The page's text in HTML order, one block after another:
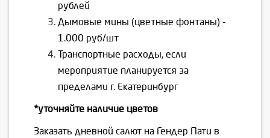
рублей
Дымовые мины (цветные фонтаны) -
1.000 руб/шт
Транспортные расходы, если
мероприятие планируется за
пределами г. Екатеринбург
*уточняйте наличие цветов
Заказать дневной салют на Гендер Пати в